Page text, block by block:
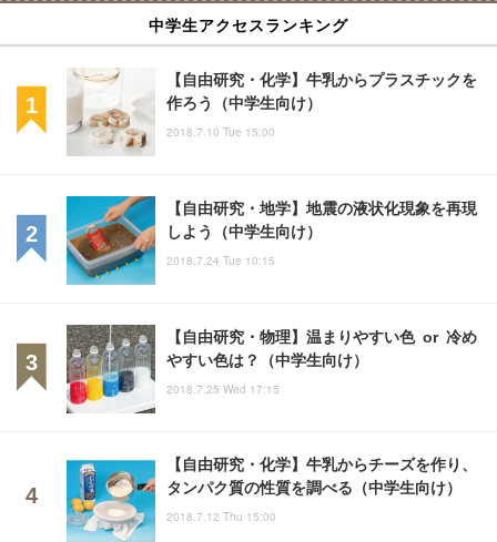
中学生アクセスランキング
【自由研究・化学】牛乳からプラスチックを
作ろう（中学生向け）
2018.7.10 Tue 15:00
【自由研究・地学】地震の液状化現象を再現
しよう（中学生向け）
2018.7.24 Tue 10:15
【自由研究・物理】温まりやすい色 or 冷め
やすい色は？（中学生向け）
2018.7.25 Wed 17:15
【自由研究・化学】牛乳からチーズを作り、
タンパク質の性質を調べる（中学生向け）
2018.7.12 Thu 15:00